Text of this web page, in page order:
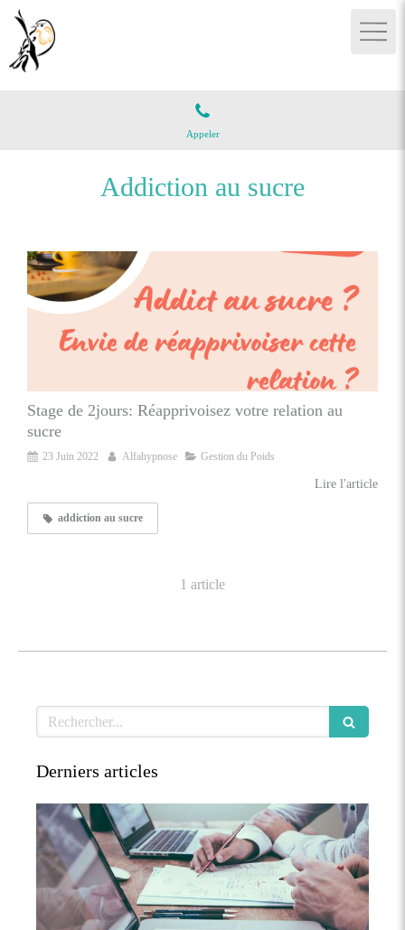
Appeler
Addiction au sucre
Stage de 2jours: Réapprivoisez votre relation au
sucre
23 Juin 2022 Alfahypnose Gestion du Poids
Lire l'article
addiction au sucre
1 article
Rechercher
Derniers articles